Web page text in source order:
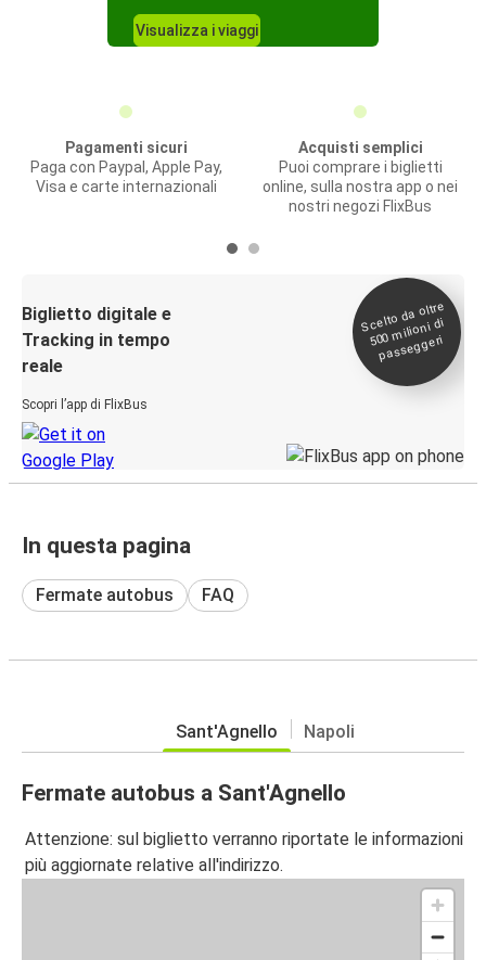
Visualizza i viaggi
Pagamenti sicuri
Paga con Paypal, Apple Pay,
Visa e carte internazionali
Acquisti semplici
Puoi comprare i biglietti
online, sulla nostra app o nei
nostri negozi FlixBus
Biglietto digitale e
Tracking in tempo
reale
Scopri l’app di FlixBus
Scelto da oltre
500
milioni di
passeggeri
In questa pagina
Fermate autobus FAQ
Sant'Agnello Napoli
Fermate autobus a Sant'Agnello
Attenzione: sul biglietto verranno riportate le informazioni
più aggiornate relative all'indirizzo.